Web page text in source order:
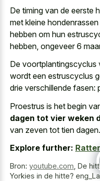
De timing van de eerste
met kleine
hebben om hun
hebben, ongeveer 6
De voortplantingscyclus
wordt een estruscyclus
drie verschillende fasen:
Proestrus is het begin
dagen tot vier weken
van zeven tot tien dagen.
Explore further:
Bron: youtube.com De
Yorkies in de hitte?